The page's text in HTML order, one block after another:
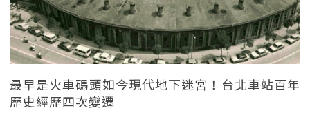
最早是火車碼頭如今現代地下迷宮！台北車站百年
歷史經歷四次變遷